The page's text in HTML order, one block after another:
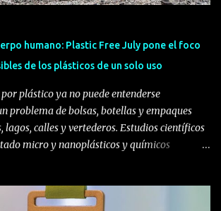
de grasas y aceites del país, experiencia que
de cerca el sector alimenticio y detectar una
humano: Plastic Free July pone el foco
de los plásticos de un solo uso
plástico ya no puede entenderse
problema de bolsas, botellas y empaques
lagos, calles y vertederos. Estudios científicos
micro y nanoplásticos y químicos
plazo sobre la salud. Plastic Free July surgió